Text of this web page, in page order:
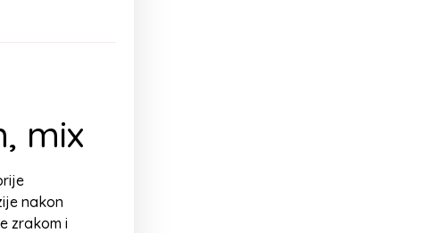
mix
nakon
zrakom i